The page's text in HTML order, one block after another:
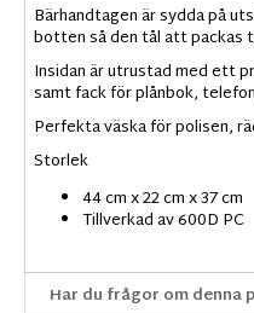
Bärhandtagen är sydda på
botten så den tål att packas
Insidan är utrustad med ett
samt fack för plånbok,
Perfekta väska för polisen,
Storlek
44 cm x 22 cm x 37 cm
Tillverkad av 600D PC
Har du frågor om denna